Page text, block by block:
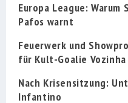
Europa League:
Pafos warnt
Feuerwerk und
für Kult-Goalie Vozinha
Nach Krisensitzung:
Infantino